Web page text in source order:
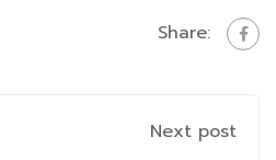
Share:
Next post